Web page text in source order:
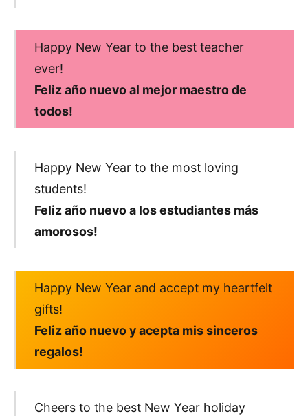
Happy New Year to the best teacher
ever!
Feliz año nuevo al mejor maestro de
todos!
Happy New Year to the most loving
students!
Feliz año nuevo a los estudiantes más
amorosos!
Happy New Year and accept my heartfelt
gifts!
Feliz año nuevo y acepta mis sinceros
regalos!
Cheers to the best New Year holiday